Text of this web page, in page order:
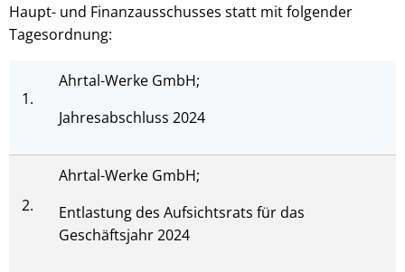
Haupt- und Finanzausschusses statt mit folgender
Tagesordnung:
1.
Ahrtal-Werke GmbH;
Jahresabschluss 2024
2.
Ahrtal-Werke GmbH;
Entlastung des Aufsichtsrats für das
Geschäftsjahr 2024